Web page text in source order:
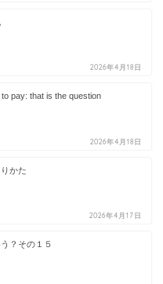
2026年4月18日
pay: that is the question
2026年4月18日
かた
2026年4月17日
？その１５